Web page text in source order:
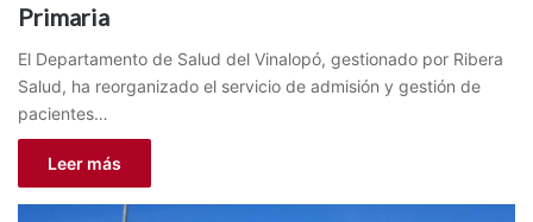
Primaria
El Departamento de Salud del Vinalopó, gestionado por Ribera
Salud, ha reorganizado el servicio de admisión y gestión de
pacientes…
Leer más